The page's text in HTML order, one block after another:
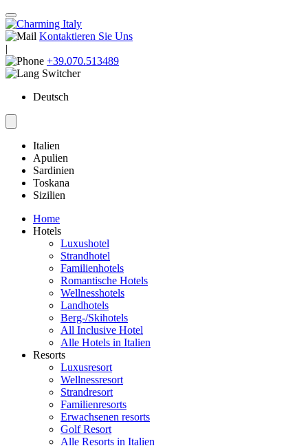
Kontaktieren Sie Uns
|
+39.070.513489
Deutsch
Italien
Apulien
Sardinien
Toskana
Sizilien
Home
Hotels
Luxushotel
Strandhotel
Familienhotels
Romantische Hotels
Wellnesshotels
Landhotels
Berg-/Skihotels
All Inclusive Hotel
Alle Hotels in Italien
Resorts
Luxusresort
Wellnessresort
Strandresort
Familienresorts
Erwachsenen resorts
Golf Resort
Alle Resorts in Italien